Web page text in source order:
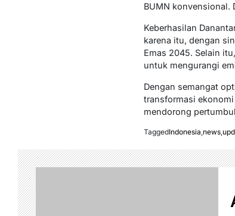
BUMN konvensional.
Keberhasilan
karena itu, dengan
Emas 2045. Selain
untuk mengurangi
Dengan semangat
transformasi
mendorong
TaggedIndonesia news,